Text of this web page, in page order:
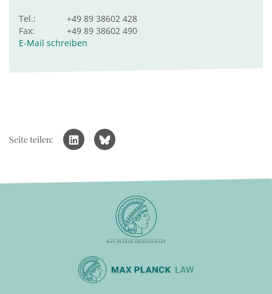
Tel.:
+49 89 38602 428
Fax:
+49 89 38602 490
E-Mail schreiben
Seite teilen: